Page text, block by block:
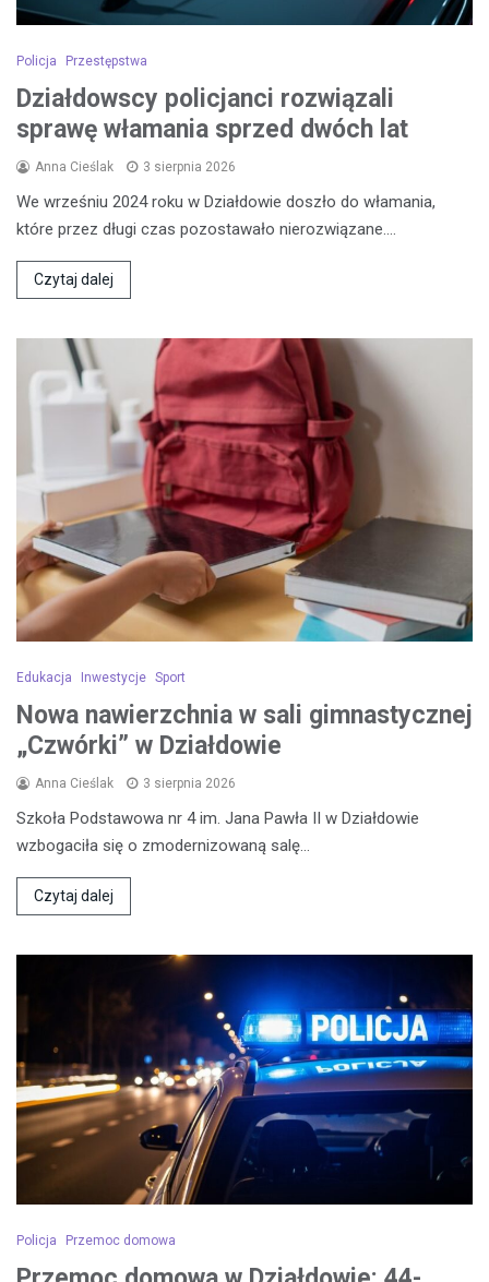
Policja Przestępstwa
Działdowscy policjanci rozwiązali
sprawę włamania sprzed dwóch lat
Anna Cieślak 3 sierpnia 2026
We wrześniu 2024 roku w Działdowie doszło do włamania,
które przez długi czas pozostawało nierozwiązane.…
Czytaj dalej
Edukacja Inwestycje Sport
Nowa nawierzchnia w sali gimnastycznej
„Czwórki” w Działdowie
Anna Cieślak 3 sierpnia 2026
Szkoła Podstawowa nr 4 im. Jana Pawła II w Działdowie
wzbogaciła się o zmodernizowaną salę…
Czytaj dalej
Policja Przemoc domowa